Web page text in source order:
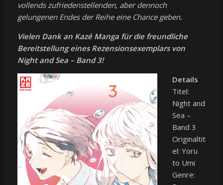
vollends zufriedenstellenden, aber dennoch
gelungenen Endes der Reihe eine Chance geben.
Vielen Dank an Kazé Manga für die freundliche
Bereitstellung eines Rezensionsexemplars von
Night and Sea – Band 3!
Details
Titel:
Night and
Sea –
Band 3
Originaltit
el: Yoru
to Umi
Genre: